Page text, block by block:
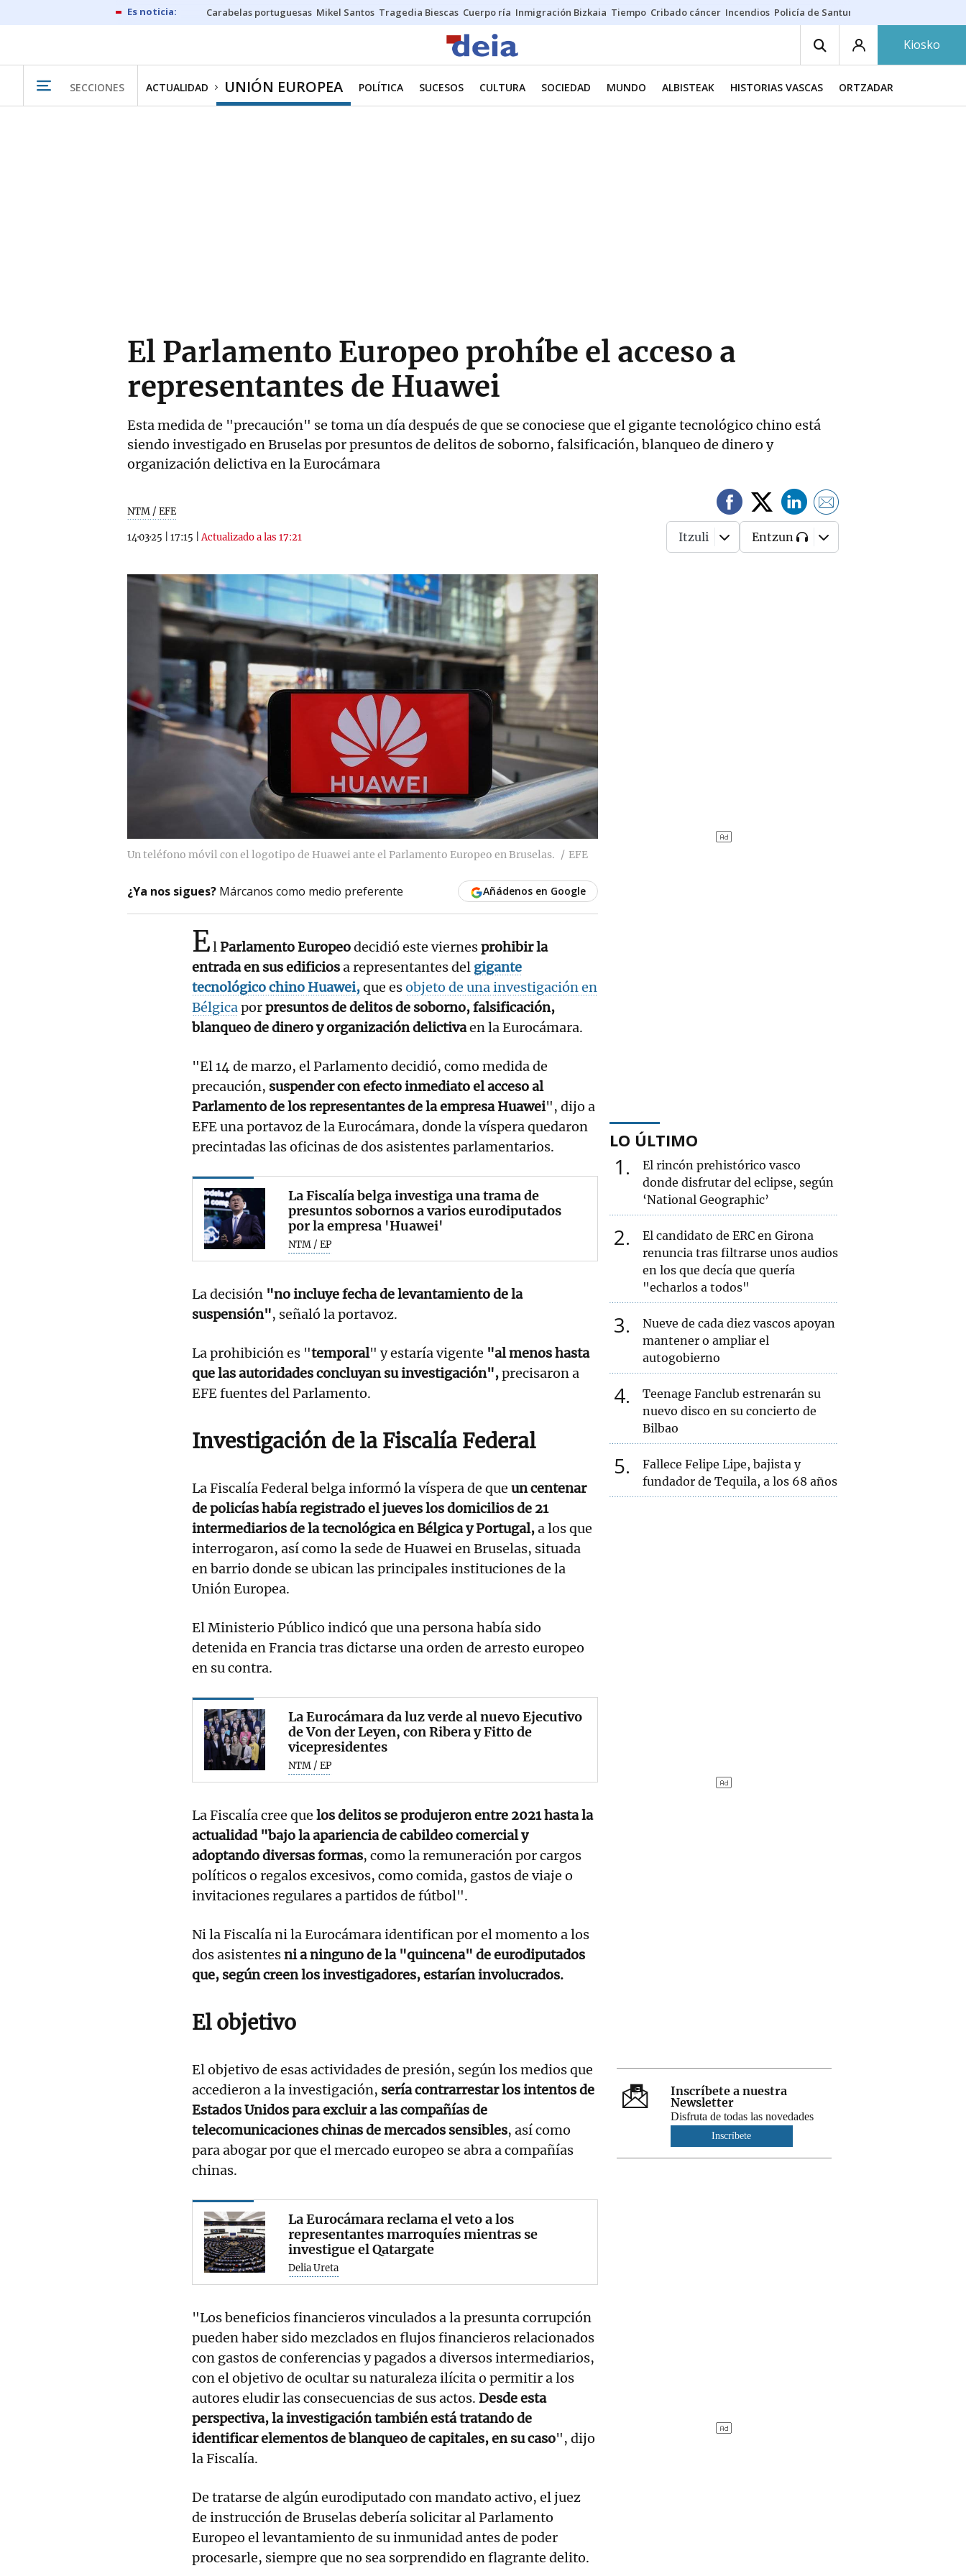
Carabelas portuguesas Mikel Santos Tragedia Biescas Cuerpo ría Inmigración Bizkaia Tiempo Cribado cáncer Incendios Policía de Santurtzi
Kiosko
SECCIONES ACTUALIDAD UNIÓN EUROPEA POLÍTICA SUCESOS CULTURA SOCIEDAD MUNDO ALBISTEAK HISTORIAS VASCAS ORTZADAR
El Parlamento Europeo prohíbe el acceso a
representantes de Huawei
Esta medida de "precaución" se toma un día después de que se conociese que el gigante tecnológico chino está
siendo investigado en Bruselas por presuntos de delitos de soborno, falsificación, blanqueo de dinero y
organización delictiva en la Eurocámara
NTM / EFE
14·03·25 17:15 |Actualizado a las 17:21 Itzuli Entzun
Un teléfono móvil con el logotipo de Huawei ante el Parlamento Europeo en Bruselas. EFE
¿Ya nos sigues? Márcanos como medio preferente Añádenos en Google
ElParlamento Europeodecidió este viernesprohibir la
entrada en sus edificiosa representantes del gigante
tecnológico chino Huawei,que esobjeto de una investigación en
Bélgicaporpresuntos de delitos de soborno, falsificación,
blanqueo de dinero y organización delictivaen la Eurocámara.
"El 14 de marzo, el Parlamento decidió, como medida de
precaución, suspender con efecto inmediato el acceso al
Parlamento de los representantes de la empresa Huawei", dijo a
EFE una portavoz de la Eurocámara, donde la víspera quedaron
precintadas las oficinas de dos asistentes parlamentarios.
La Fiscalía belga investiga una trama de
presuntos sobornos a varios eurodiputados
por la empresa 'Huawei'
NTM / EP
La decisión "no incluye fecha de levantamiento de la
suspensión", señaló la portavoz.
La prohibición es "temporal" y estaría vigente "al menos hasta
que las autoridades concluyan su investigación",precisaron a
EFE fuentes del Parlamento.
Investigación de la Fiscalía Federal
La Fiscalía Federal belga informó la víspera de que un centenar
de policías había registrado el jueves los domicilios de 21
intermediarios de la tecnológica en Bélgica y Portugal,a los que
interrogaron, así como la sede de Huawei en Bruselas, situada
en barrio donde se ubican las principales instituciones de la
Unión Europea.
El Ministerio Público indicó que una persona había sido
detenida en Francia tras dictarse una orden de arresto europeo
en su contra.
La Eurocámara da luz verde al nuevo Ejecutivo
de Von der Leyen, con Ribera y Fitto de
vicepresidentes
NTM / EP
La Fiscalía cree que los delitos se produjeron entre 2021 hasta la
actualidad "bajo la apariencia de cabildeo comercial y
adoptando diversas formas, como la remuneración por cargos
políticos o regalos excesivos, como comida, gastos de viaje o
invitaciones regulares a partidos de fútbol".
Ni la Fiscalía ni la Eurocámara identifican por el momento a los
dos asistentesni a ninguno de la "quincena" de eurodiputados
que, según creen los investigadores, estarían involucrados.
El objetivo
El objetivo de esas actividades de presión, según los medios que
accedieron a la investigación, sería contrarrestar los intentos de
Estados Unidos para excluir a las compañías de
telecomunicaciones chinas de mercados sensibles, así como
para abogar por que el mercado europeo se abra a compañías
chinas.
La Eurocámara reclama el veto a los
representantes marroquíes mientras se
investigue el Qatargate
Delia Ureta
"Los beneficios financieros vinculados a la presunta corrupción
pueden haber sido mezclados en flujos financieros relacionados
con gastos de conferencias y pagados a diversos intermediarios,
con el objetivo de ocultar su naturaleza ilícita o permitir a los
autores eludir las consecuencias de sus actos. Desde esta
perspectiva, la investigación también está tratando de
identificar elementos de blanqueo de capitales, en su caso", dijo
la Fiscalía.
De tratarse de algún eurodiputado con mandato activo, el juez
de instrucción de Bruselas debería solicitar al Parlamento
Europeo el levantamiento de su inmunidad antes de poder
procesarle, siempre que no sea sorprendido en flagrante delito.
LO ÚLTIMO
1
El rincón prehistórico vasco
donde disfrutar del eclipse, según
‘National Geographic’
2
El candidato de ERC en Girona
renuncia tras filtrarse unos audios
en los que decía que quería
"echarlos a todos"
3
Nueve de cada diez vascos apoyan
mantener o ampliar el
autogobierno
4
Teenage Fanclub estrenarán su
nuevo disco en su concierto de
Bilbao
5
Fallece Felipe Lipe, bajista y
fundador de Tequila, a los 68 años
Inscríbete a nuestra
Newsletter
Disfruta de todas las novedades
Inscríbete